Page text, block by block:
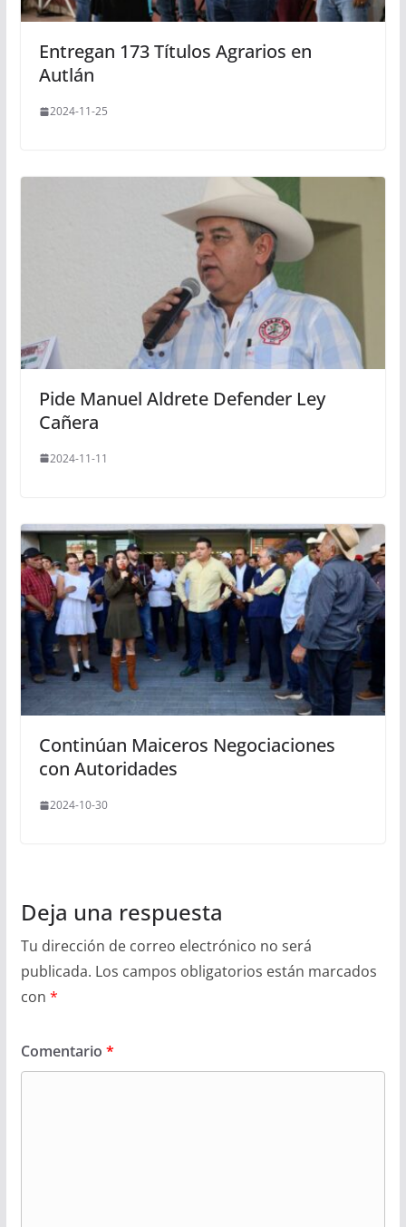
Entregan 173 Títulos Agrarios en
Autlán
2024-11-25
Pide Manuel Aldrete Defender Ley
Cañera
2024-11-11
Continúan Maiceros Negociaciones
con Autoridades
2024-10-30
Deja una respuesta
Tu dirección de correo electrónico no será
publicada. Los campos obligatorios están marcados
con *
Comentario *